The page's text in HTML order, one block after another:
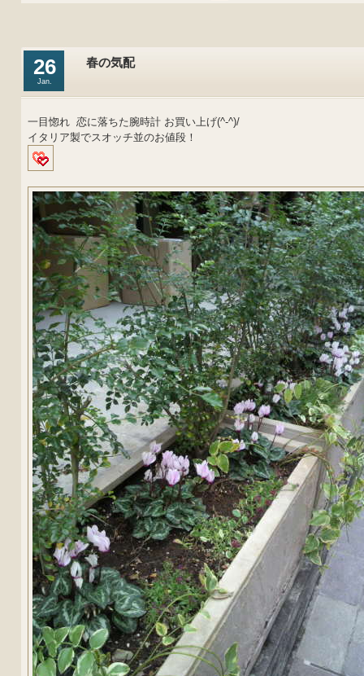
26
Jan.
春の気配
一目惚れ 恋に落ちた腕時計 お買い上げ(^-^)/
イタリア製でスオッチ並のお値段！